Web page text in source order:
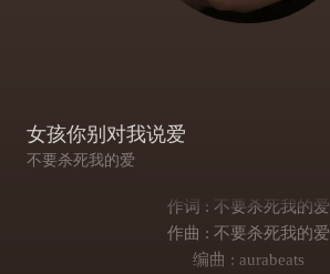
女孩你别对我说爱
不要杀死我的爱
作词 : 不要杀死我的爱
作曲 : 不要杀死我的爱
编曲 : aurabeats